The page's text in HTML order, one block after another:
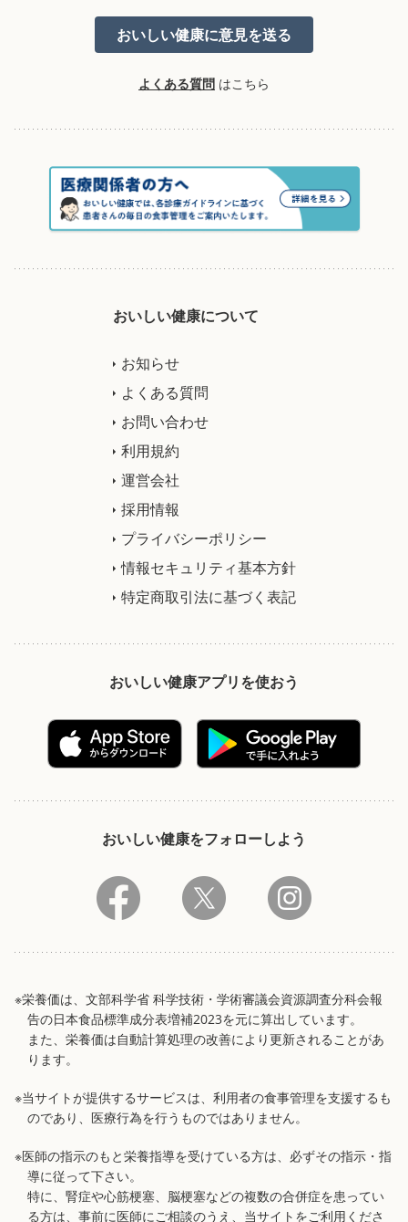
よくある質問 はこちら
おいしい健康について
お知らせ
よくある質問
お問い合わせ
利用規約
運営会社
採用情報
プライバシーポリシー
情報セキュリティ基本方針
特定商取引法に基づく表記
おいしい健康アプリを使おう
おいしい健康をフォローしよう
※栄養価は、文部科学省 科学技術・学術審議会資源調査分科会報
告の日本食品標準成分表増補2023を元に算出しています。
また、栄養価は自動計算処理の改善により更新されることがあ
ります。
※当サイトが提供するサービスは、利用者の食事管理を支援するも
のであり、医療行為を行うものではありません。
※医師の指示のもと栄養指導を受けている方は、必ずその指示・指
導に従って下さい。
特に、腎症や心筋梗塞、脳梗塞などの複数の合併症を患ってい
る方は、事前に医師にご相談のうえ、当サイトをご利用くださ